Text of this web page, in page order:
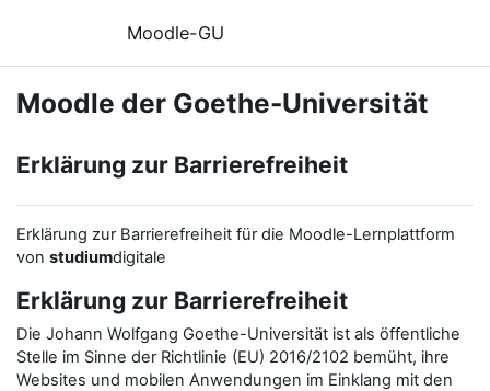
Moodle-GU
Moodle der Goethe-Universität
Erklärung zur Barrierefreiheit
Erklärung zur Barrierefreiheit für die Moodle-Lernplattform
von studiumdigitale
Erklärung zur Barrierefreiheit
Die Johann Wolfgang Goethe-Universität ist als öffentliche
Stelle im Sinne der Richtlinie (EU) 2016/2102 bemüht, ihre
Websites und mobilen Anwendungen im Einklang mit den